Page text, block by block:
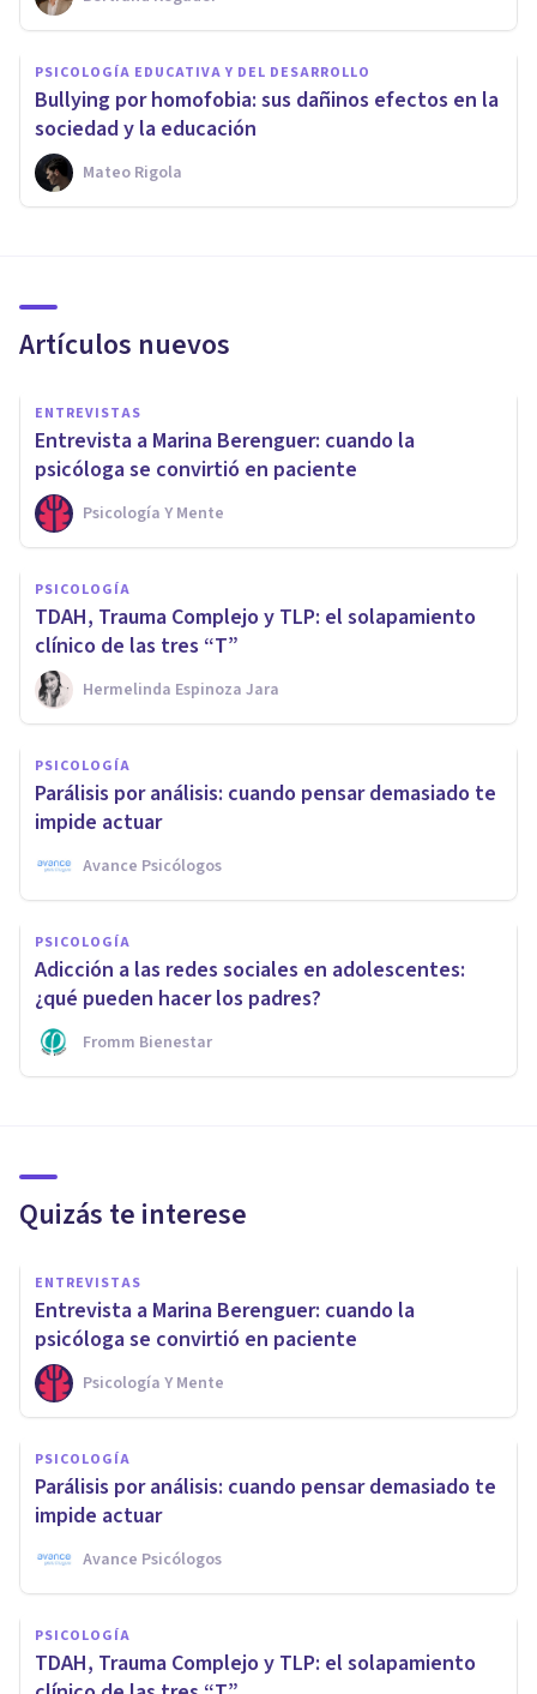
PSICOLOGÍA EDUCATIVA Y DEL DESARROLLO
Bullying por homofobia: sus dañinos efectos en la
sociedad y la educación
Mateo Rigola
Artículos nuevos
ENTREVISTAS
Entrevista a Marina Berenguer: cuando la
psicóloga se convirtió en paciente
Psicología Y Mente
PSICOLOGÍA
TDAH, Trauma Complejo y TLP: el solapamiento
clínico de las tres “T”
Hermelinda Espinoza Jara
PSICOLOGÍA
Parálisis por análisis: cuando pensar demasiado te
impide actuar
Avance Psicólogos
PSICOLOGÍA
Adicción a las redes sociales en adolescentes:
¿qué pueden hacer los padres?
Fromm Bienestar
Quizás te interese
ENTREVISTAS
Entrevista a Marina Berenguer: cuando la
psicóloga se convirtió en paciente
Psicología Y Mente
PSICOLOGÍA
Parálisis por análisis: cuando pensar demasiado te
impide actuar
Avance Psicólogos
PSICOLOGÍA
TDAH, Trauma Complejo y TLP: el solapamiento